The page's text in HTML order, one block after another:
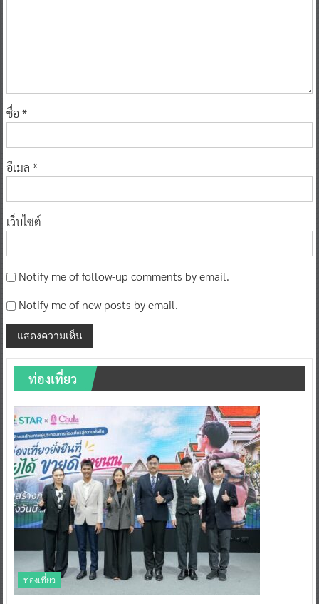
ชื่อ *
อีเมล *
เว็บไซต์
Notify me of follow-up comments by email.
Notify me of new posts by email.
ท่องเที่ยว
ท่องเที่ยว